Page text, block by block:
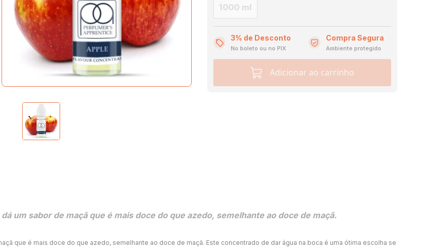
1000 ml
3% de Desconto
No boleto ou no PIX
Compra Segura
Ambiente protegido
Adicionar ao carrinho
um sabor de maçã que é mais doce do que azedo, semelhante ao doce de maçã.
que é mais doce do que azedo, semelhante ao doce de maçã. Este concentrado de dar água na boca é uma ótima escolha se